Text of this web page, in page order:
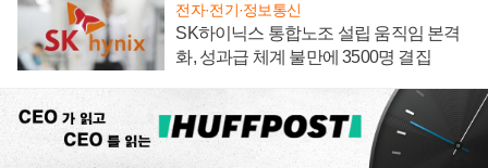
전자·전기·정보통신
SK하이닉스 통합노조 설립 움직임 본격
화, 성과급 체계 불만에 3500명 결집